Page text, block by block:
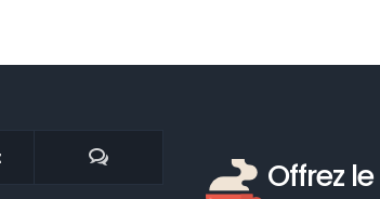
Commentaires Offrez